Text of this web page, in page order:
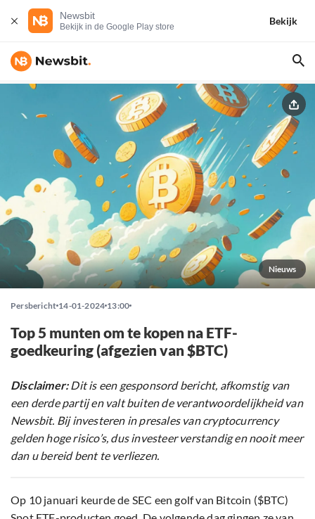
Newsbit
Bekijk in de Google Play store
Bekijk
Nieuws
Persbericht 14-01-2024 13:00
Top 5 munten om te kopen na ETF-
goedkeuring (afgezien van $BTC)
Disclaimer:Dit is een gesponsord bericht, afkomstig van
een derde partij en valt buiten de verantwoordelijkheid van
Newsbit. Bij investeren in presales van cryptocurrency
gelden hoge risico’s, dus investeer verstandig en nooit meer
dan u bereid bent te verliezen.
Op 10 januari keurde de SEC een golf van Bitcoin ($BTC)